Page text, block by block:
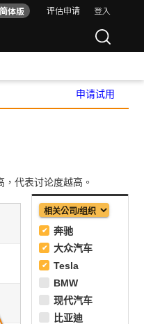
简体版 评估申请 登入
申请试用
代表讨论度越高。
奔驰
大众汽车
Tesla
BMW
现代汽车
比亚迪